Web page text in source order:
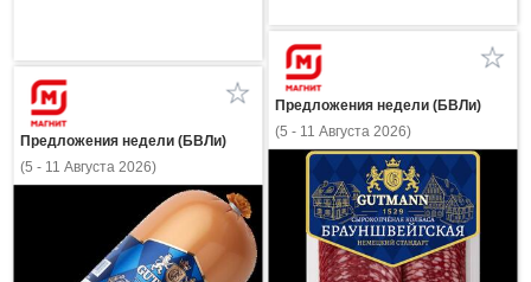
Предложения недели (БВЛи)
(5 - 11 Августа 2026)
Предложения недели (БВЛи)
(5 - 11 Августа 2026)